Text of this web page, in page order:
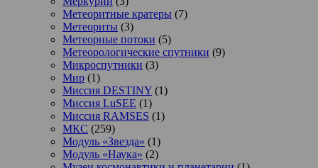
Метеоритные кратеры (7)
Метеориты (3)
Метеорные потоки (5)
Метеорологические спутники (9)
Микроспутники (3)
Мир (1)
Миссия DESTINY (1)
Миссия LuSEE (1)
Миссия RAMSES (1)
МКС (259)
Модуль «Звезда» (1)
Модуль «Наука» (2)